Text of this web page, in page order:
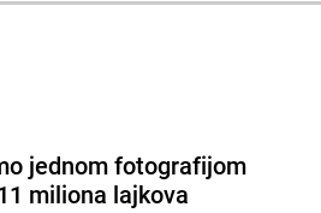
jednom fotografijom
miliona lajkova